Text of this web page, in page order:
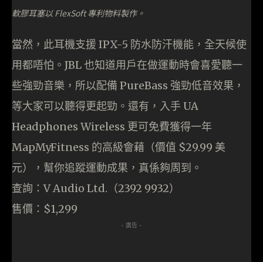
軟膠耳塞以 FlexSoft 專利物料製作。
當然，此耳機支援 IPX-5 防水防汗機能，全天候使
用都唔怕。JBL 也知道用戶在做運動時會喜愛聽一
些強勁音樂，所以配備 PureBass 強勁低音效果，
等大家可以聽得更起勁。還有，入手 UA
Headphones Wireless 更可免費獲得一年
MapMyFitness 的高級會藉（價值 $29.99 美
元），幫你追蹤運動成果，真係夠周到。
查詢：V Audio Ltd.（2392 9932）
售價：$1,299
- 廣告 -